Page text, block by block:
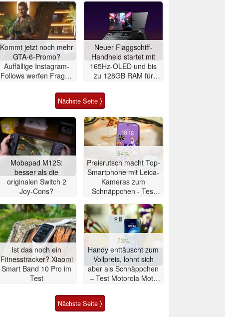
Kommt jetzt noch mehr
GTA-6-Promo?
Auffällige Instagram-
Follows werfen Fragen
Neuer Flaggschiff-
Handheld startet mit
165Hz-OLED und bis
zu 128GB RAM für
Nächste Seite ⟩
Mobapad M12S:
besser als die
originalen Switch 2
Joy-Cons?
84%
Preisrutsch macht Top-
Smartphone mit Leica-
Kameras zum
Schnäppchen - Test
Ist das noch ein
Fitnesstracker? Xiaomi
Smart Band 10 Pro im
Test
73%
Handy enttäuscht zum
Vollpreis, lohnt sich
aber als Schnäppchen
– Test Motorola Moto
Nächste Seite ⟩